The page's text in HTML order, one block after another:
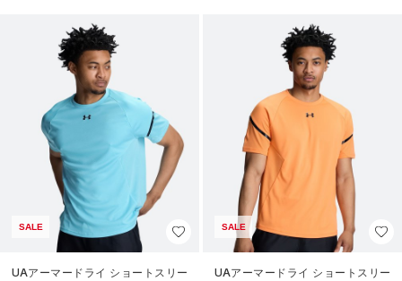
SALE
UAアーマードライ ショートスリー
SALE
UAアーマードライ ショートスリー